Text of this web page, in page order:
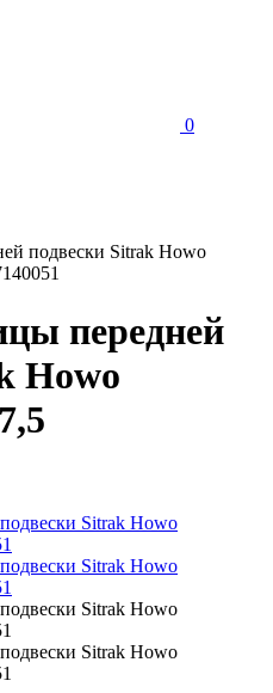
0
подвески Sitrak Howo
передней
Howo